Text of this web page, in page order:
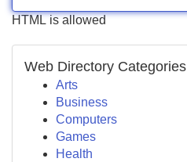
HTML is allowed
Web Directory Categories
Arts
Business
Computers
Games
Health